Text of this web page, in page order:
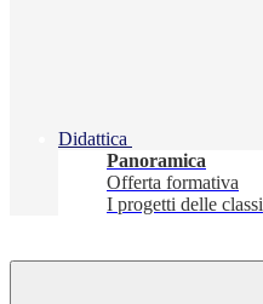
Didattica
Panoramica
Offerta formativa
I progetti delle classi